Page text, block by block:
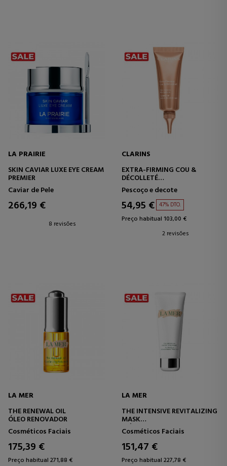
LA PRAIRIE
SKIN CAVIAR LUXE EYE CREAM
PREMIER
Caviar de Pele
266,19 €
8 revisões
CLARINS
EXTRA-FIRMING COU &
DÉCOLLETÉ
CREME REAFIRMANTE PARA
PESCOÇO E DECOTE
Pescoço e decote
54,95 € 47% DTO.
Preço habitual 103,00 €
2 revisões
LA MER
THE RENEWAL OIL
ÓLEO RENOVADOR
Cosméticos Faciais
175,39 €
Preço habitual 271,88 €
LA MER
THE INTENSIVE REVITALIZING
MASK
MÁSCARA REVITALIZANTE
INTENSA
Cosméticos Faciais
151,47 €
Preço habitual 227,78 €